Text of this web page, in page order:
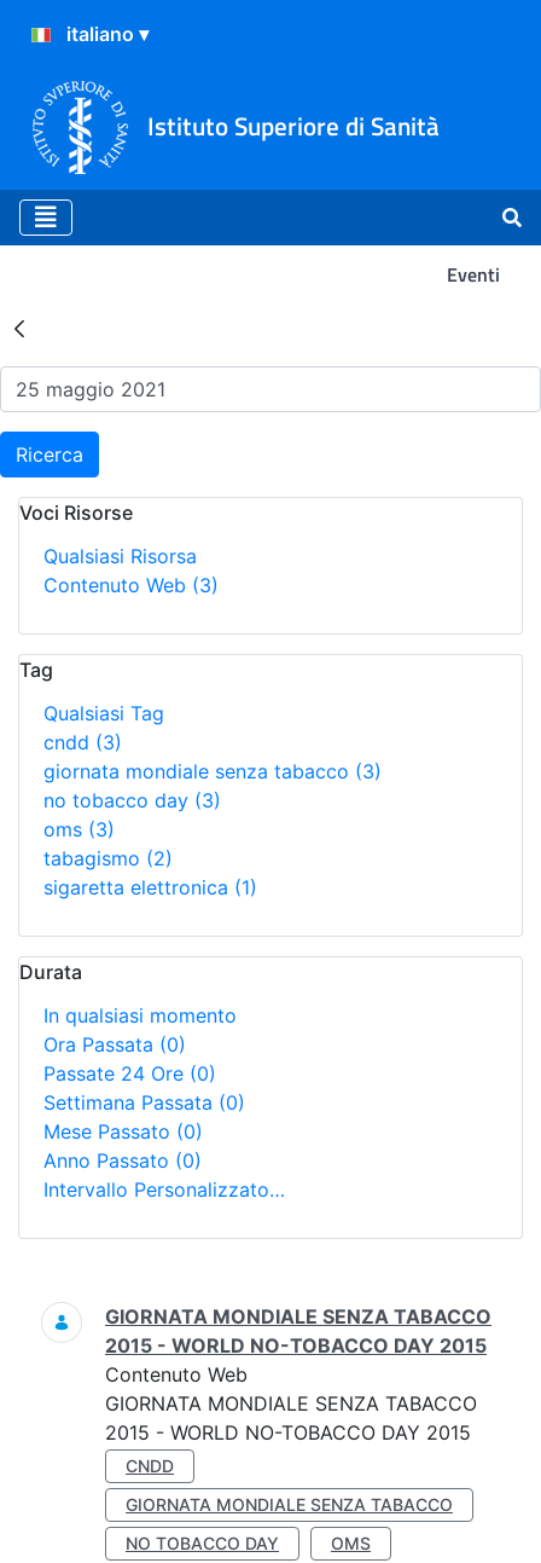
Istituto Superiore di Sanità
Eventi
Risultati della Ricerca -
Ricerca
Voci Risorse
Qualsiasi Risorsa
Contenuto Web (3)
Tag
Qualsiasi Tag
cndd (3)
giornata mondiale senza tabacco (3)
no tobacco day (3)
oms (3)
tabagismo (2)
sigaretta elettronica (1)
Durata
In qualsiasi momento
Ora Passata (0)
Passate 24 Ore (0)
Settimana Passata (0)
Mese Passato (0)
Anno Passato (0)
Intervallo Personalizzato…
Ricerca
GIORNATA MONDIALE SENZA TABACCO
2015 - WORLD NO-TOBACCO DAY 2015
Contenuto Web
GIORNATA MONDIALE SENZA TABACCO
2015 - WORLD NO-TOBACCO DAY 2015
CNDD
GIORNATA MONDIALE SENZA TABACCO
NO TOBACCO DAY
OMS